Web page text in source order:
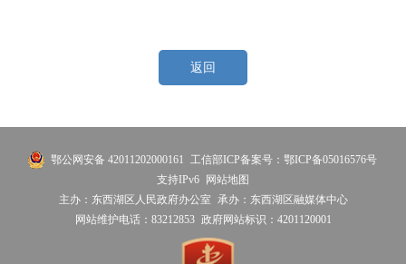
返回
鄂公网安备 42011202000161
工信部ICP备案号：鄂ICP备05016576号
支持IPv6 网站地图
主办：东西湖区人民政府办公室
承办：东西湖区融媒体中心
网站维护电话：83212853 政府网站标识：4201120001